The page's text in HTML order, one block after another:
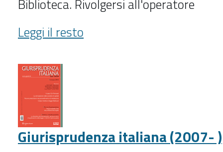
Biblioteca. Rivolgersi all'operatore
Giurisprudenza
di
(1975-
2013)
Leggi il resto
Giurisprudenza italiana (2007- )